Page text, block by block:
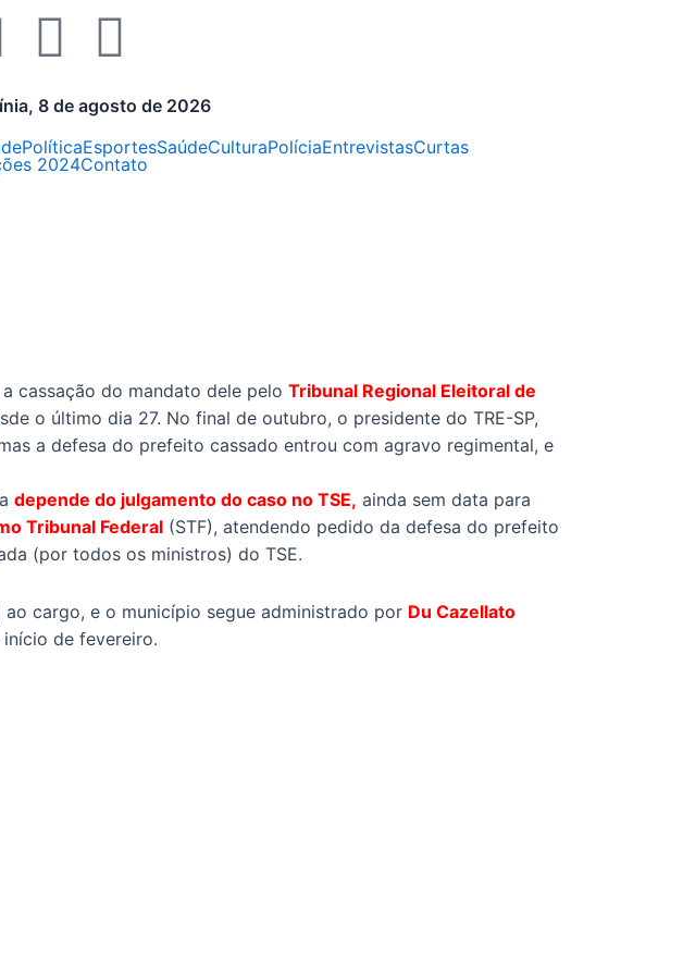
8 de agosto de 2026
PolíticaEsportesSaúdeCulturaPolíciaEntrevistasCurtas
2024Contato
cassação do mandato dele pelo Tribunal Regional Eleitoral de
o último dia 27. No final de outubro, o presidente do TRE-SP,
a defesa do prefeito cassado entrou com agravo regimental, e
depende do julgamento do caso no TSE, ainda sem data para
Tribunal Federal (STF), atendendo pedido da defesa do prefeito
(por todos os ministros) do TSE.
ao cargo, e o município segue administrado por Du Cazellato
de fevereiro.